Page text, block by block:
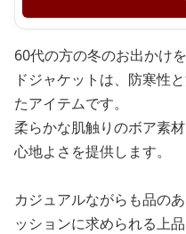
60代の方の冬のお出かけ
ドジャケットは、防寒性
たアイテムです。
柔らかな肌触りのボア素
心地よさを提供します。
カジュアルながらも品の
ッションに求められる上